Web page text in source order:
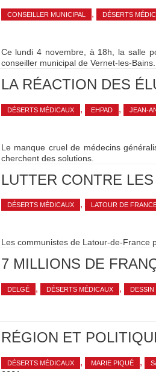
CONSEILLER MUNICIPAL , DÉSERTS
Ce lundi 4 novembre, à 18h, la salle
conseiller municipal de Vernet-les-Bains.
LA RÉACTION DES
DÉSERTS MÉDICAUX , EHPAD , JEAN-
Le manque cruel de médecins
cherchent des solutions.
LUTTER CONTRE
DÉSERTS MÉDICAUX , LATOUR DE
Les communistes de Latour-de-France
7 MILLIONS DE
DELGÉ , DÉSERTS MÉDICAUX , DESSIN
RÉGION ET
DÉSERTS MÉDICAUX , MARIE PIQUÉ ,